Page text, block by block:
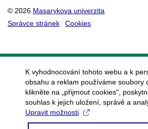
© 2026 Masarykova univerzita
Správce stránek
Cookies
K vyhodnocování tohoto webu a k
obsahu a reklam používáme soubory
klikněte na „přijmout cookies",
souhlas k jejich uložení, správě a
Upravit možnosti